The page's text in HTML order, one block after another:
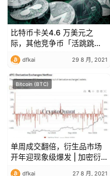
比特币卡关4.6 万美元之
际，其他竞争币「活跳跳」
涨幅俏
dfkai 29 8 月, 2021
Bitcoin (BTC)
单周成交翻倍，衍生品市场
开年迎现象级爆发 | 加密衍
生品周报
dfkai 27 8 月, 2021